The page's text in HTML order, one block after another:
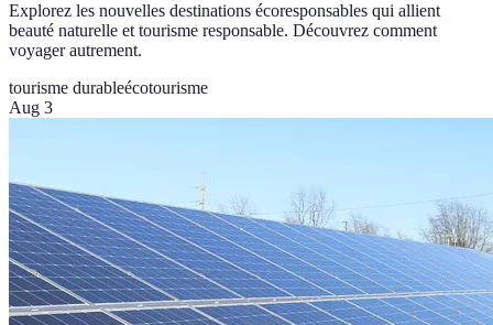
Explorez les nouvelles destinations écoresponsables qui allient
beauté naturelle et tourisme responsable. Découvrez comment
voyager autrement.
tourisme durableécotourisme
Aug 3